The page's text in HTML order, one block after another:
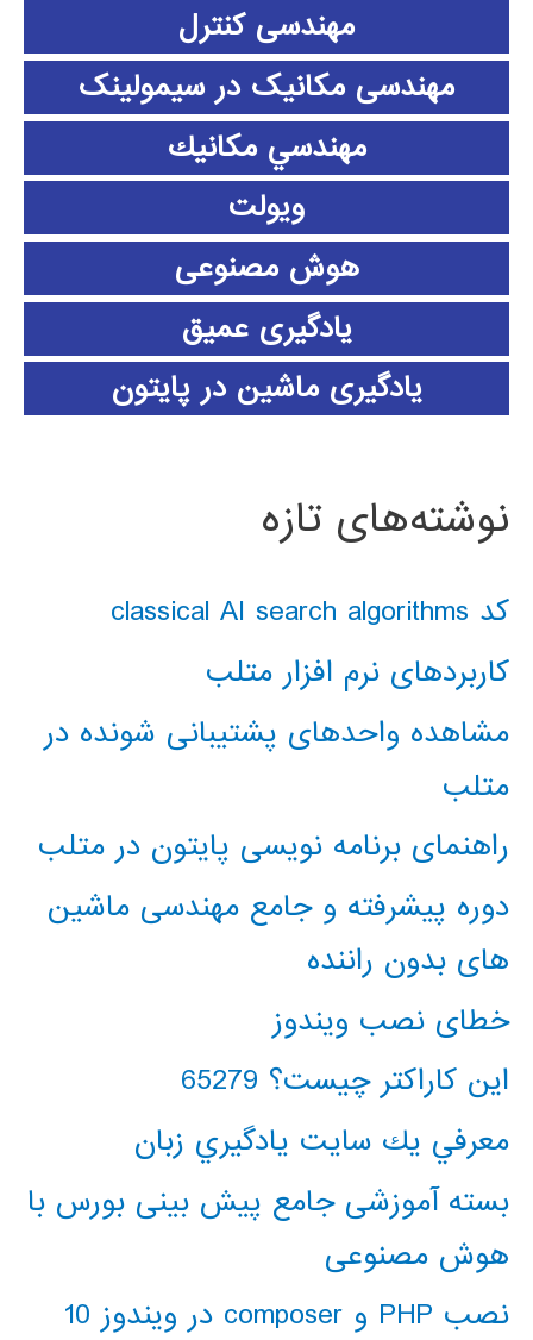
مهندسی کنترل
مهندسی مکانیک در سیمولینک
مهندسي مكانيك
ویولت
هوش مصنوعی
یادگیری عمیق
یادگیری ماشین در پایتون
نوشته‌های تازه
کد classical AI search algorithms
کاربردهای نرم افزار متلب
مشاهده واحدهای پشتیبانی شونده در
متلب
راهنمای برنامه نویسی پایتون در متلب
دوره پیشرفته و جامع مهندسی ماشین
های بدون راننده
خطای نصب ویندوز
این کاراکتر چیست؟ 65279
معرفي يك سايت يادگيري زبان
بسته آموزشی جامع پیش بینی بورس با
هوش مصنوعی
نصب PHP و composer در ویندوز 10